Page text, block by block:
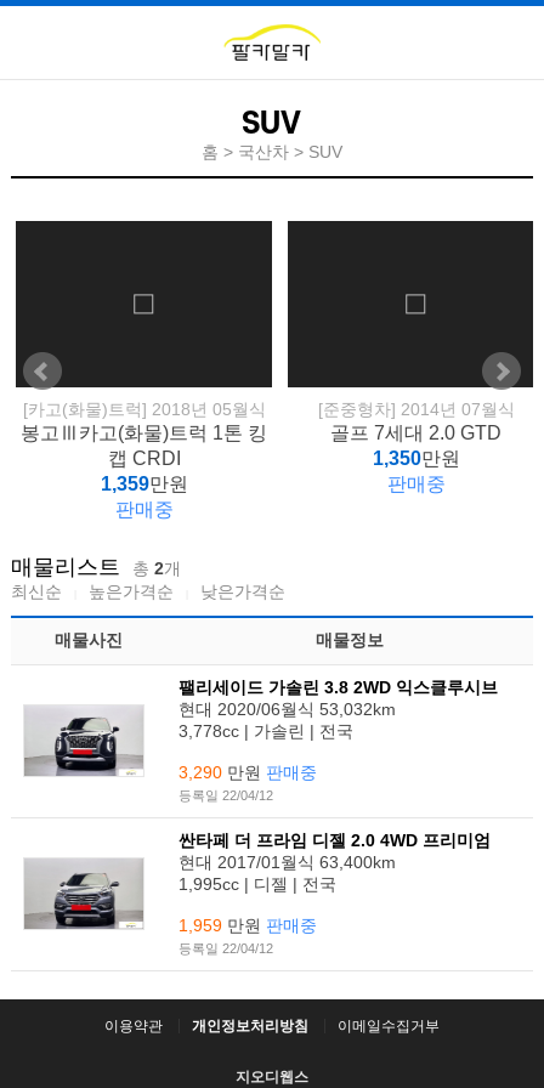
SUV
홈 > 국산차 > SUV
[카고(화물)트럭] 2018년 05월식
봉고Ⅲ카고(화물)트럭 1톤 킹
캡 CRDI
1,359만원
판매중
[준중형차] 2014년 07월식
골프 7세대 2.0 GTD
1,350만원
판매중
매물리스트 총 2개
최신순
높은가격순 낮은가격순
매물사진 매물정보
팰리세이드 가솔린 3.8 2WD 익스클루시브
현대 2020/06월식 53,032km
3,778cc | 가솔린 | 전국
3,290만원 판매중
등록일 22/04/12
싼타페 더 프라임 디젤 2.0 4WD 프리미엄
현대 2017/01월식 63,400km
1,995cc | 디젤 | 전국
1,959만원 판매중
등록일 22/04/12
이용약관 개인정보처리방침 이메일수집거부
지오디웹스